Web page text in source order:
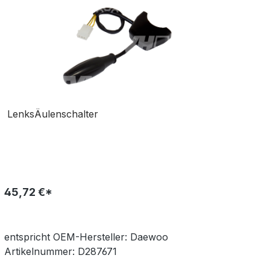
LenksÄulenschalter
45,72 €*
entspricht OEM-Hersteller: Daewoo
Artikelnummer: D287671